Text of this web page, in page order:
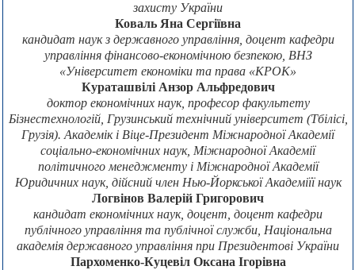
захисту України
Коваль Яна Сергіївна
кандидат наук з державного управління, доцент кафедри
управління фінансово-економічною безпекою, ВНЗ
«Університет економіки та права «КРОК»
Кураташвілі Анзор Альфредович
доктор економічних наук, професор факультету
Бізнестехнологій, Грузинський технічний університет (Тбілісі,
Грузія). Академік і Віце-Президент Міжнародної Академії
соціально-економічних наук, Міжнародної Академії
політичного менеджменту і Міжнародної Академії
Юридичних наук, дійсний член Нью-Йоркської Академіїї наук
Логвінов Валерій Григорович
кандидат економічних наук, доцент, доцент кафедри
публічного управління та публічної служби, Національна
академія державного управління при Президентові України
Пархоменко-Куцевіл Оксана Ігорівна